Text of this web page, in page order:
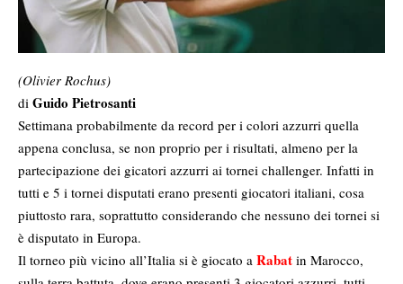
(Olivier Rochus)
di Guido Pietrosanti
Settimana probabilmente da record per i colori azzurri quella
appena conclusa, se non proprio per i risultati, almeno per la
partecipazione dei gicatori azzurri ai tornei challenger. Infatti in
tutti e 5 i tornei disputati erano presenti giocatori italiani, cosa
piuttosto rara, soprattutto considerando che nessuno dei tornei si
è disputato in Europa.
Il torneo più vicino all’Italia si è giocato a Rabat in Marocco,